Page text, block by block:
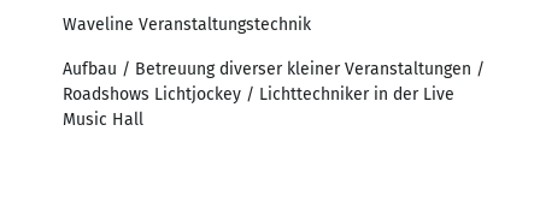
Waveline Veranstaltungstechnik
Aufbau / Betreuung diverser kleiner Veranstaltungen /
Roadshows Lichtjockey / Lichttechniker in der Live
Music Hall